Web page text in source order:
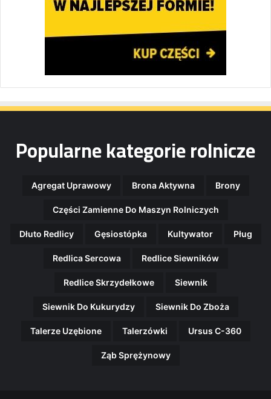
Popularne kategorie rolnicze
Agregat Uprawowy Brona Aktywna Brony
Części Zamienne Do Maszyn Rolniczych
Dłuto Redlicy Gęsiostópka Kultywator Pług
Redlica Sercowa Redlice Siewników
Redlice Skrzydełkowe Siewnik
Siewnik Do Kukurydzy Siewnik Do Zboża
Talerze Uzębione Talerzówki Ursus C-360
Ząb Sprężynowy